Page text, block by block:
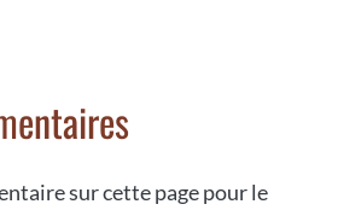
sur cette page pour le